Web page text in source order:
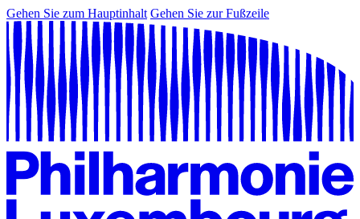
Gehen Sie zum Hauptinhalt Gehen Sie zur Fußzeile